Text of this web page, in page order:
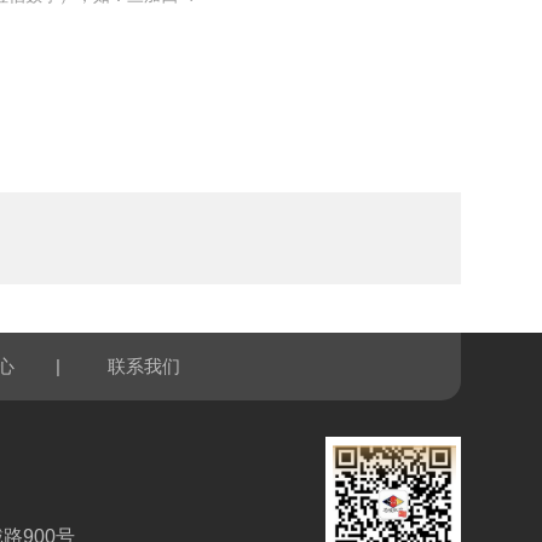
| 联系我们
路900号